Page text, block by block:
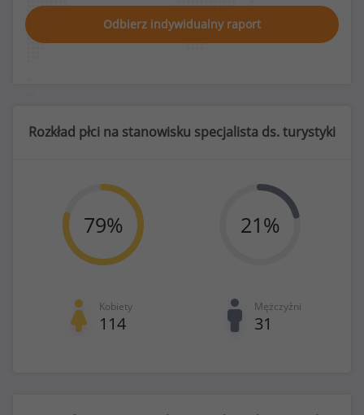
Odbierz indywidualny raport
Rozkład płci na stanowisku specjalista ds. turystyki
79%
Kobiety
114
21%
Mężczyźni
31